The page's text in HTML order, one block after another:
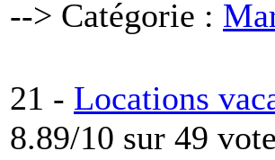
--> Catégorie :
21 - Locations
8.89/10 sur 49